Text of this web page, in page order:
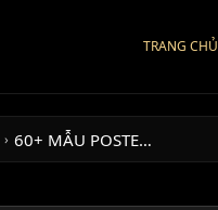
TRANG CHỦ
› 60+ MẪU POSTE…